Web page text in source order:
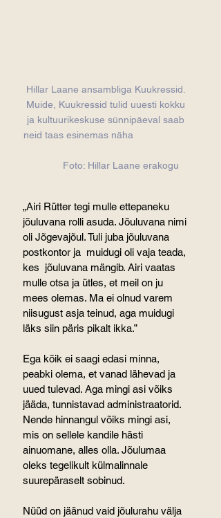
Hillar Laane ansambliga Kuukressid.
Muide, Kuukressid tulid uuesti kokku
ja kultuurikeskuse sünnipäeval saab
neid taas esinemas näha
          Foto: Hillar Laane erakogu
„Airi Rütter tegi mulle ettepaneku
jõuluvana rolli asuda. Jõuluvana nimi
oli Jõgevajõul. Tuli juba jõuluvana
postkontor ja  muidugi oli vaja teada,
kes  jõuluvana mängib. Airi vaatas
mulle otsa ja ütles, et meil on ju
mees olemas. Ma ei olnud varem
niisugust asja teinud, aga muidugi
läks siin päris pikalt ikka.”
Ega kõik ei saagi edasi minna,
peabki olema, et vanad lähevad ja
uued tulevad. Aga mingi asi võiks
jääda, tunnistavad administraatorid.
Nende hinnangul võiks mingi asi,
mis on sellele kandile hästi
ainuomane, alles olla. Jõulumaa
oleks tegelikult külmalinnale
suurepäraselt sobinud.
Nüüd on jäänud vaid jõulurahu välja